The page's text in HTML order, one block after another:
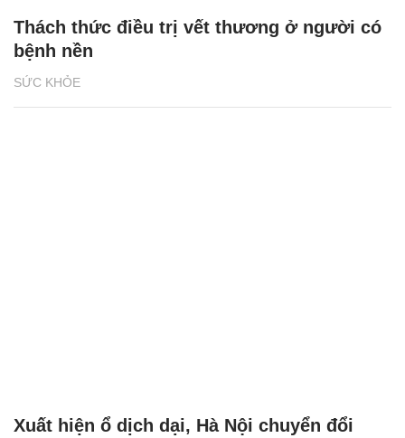
SỨC KHỎE
Thách thức điều trị vết thương ở người có
bệnh nền
Xuất hiện ổ dịch dại, Hà Nội chuyển đổi